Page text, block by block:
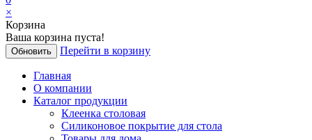
×
Корзина
Ваша корзина пуста!
Обновить Перейти в корзину
Главная
О компании
Каталог продукции
Клеенка столовая
Силиконовое покрытие для стола